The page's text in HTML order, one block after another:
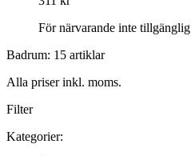
För närvarande inte tillgänglig
Badrum: 15 artiklar
Alla priser inkl. moms.
Filter
Kategorier: